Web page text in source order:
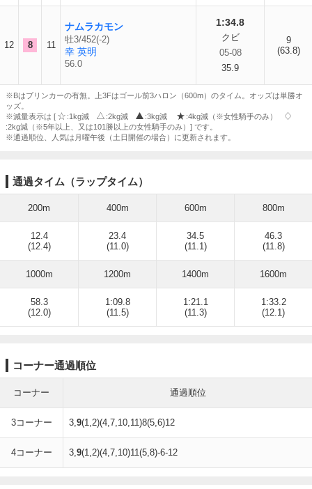
12 8 11
ナムラカモン
牡3/452(-2)
幸 英明
56.0
1:34.8
クビ
05-08
35.9
9
(63.8)
※Bはブリンカーの有無。上3Fはゴール前3ハロン（600m）のタイム。オッズは単勝オ
ッズ。
※減量表示は [
:1kg減 :2kg減 :3kg減
:4kg減（※女性騎手のみ）
:2kg減（※5年以上、又は101勝以上の女性騎手のみ）] です。
※通過順位、人気は月曜午後（土日開催の場合）に更新されます。
通過タイム（ラップタイム）
200m 400m 600m 800m
12.4
(12.4)
23.4
(11.0)
34.5
(11.1)
46.3
(11.8)
1000m 1200m 1400m 1600m
58.3
(12.0)
1:09.8
(11.5)
1:21.1
(11.3)
1:33.2
(12.1)
コーナー通過順位
コーナー 通過順位
3コーナー 3,9(1,2)(4,7,10,11)8(5,6)12
4コーナー 3,9(1,2)(4,7,10)11(5,8)-6-12